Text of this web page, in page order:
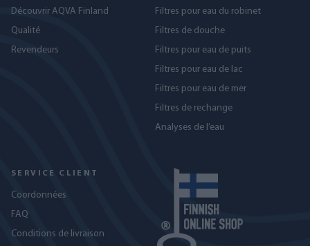
Découvrir AQVA Finland
Qualité
Revendeurs
Filtres pour eau du robinet
Filtres de douche
Filtres pour eau de puits
Filtres pour eau de lac
Filtres pour eau de mer
Filtres de rechange
Analyses de l’eau
SERVICE CLIENT
Coordonnées
FAQ
Conditions de livraison